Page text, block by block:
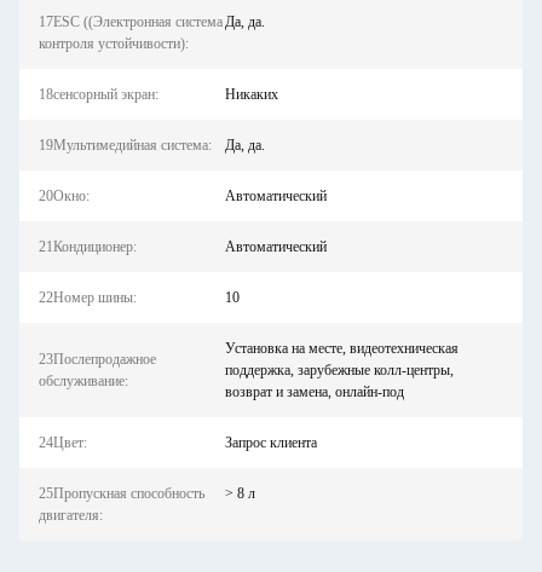
17ESC ((Электронная система
контроля устойчивости):
Да, да.
18сенсорный экран: Никаких
19Мультимедийная система: Да, да.
20Окно: Автоматический
21Кондиционер: Автоматический
22Номер шины: 10
23Послепродажное
обслуживание:
Установка на месте, видеотехническая
поддержка, зарубежные колл-центры,
возврат и замена, онлайн-под
24Цвет: Запрос клиента
25Пропускная способность
двигателя:
> 8 л